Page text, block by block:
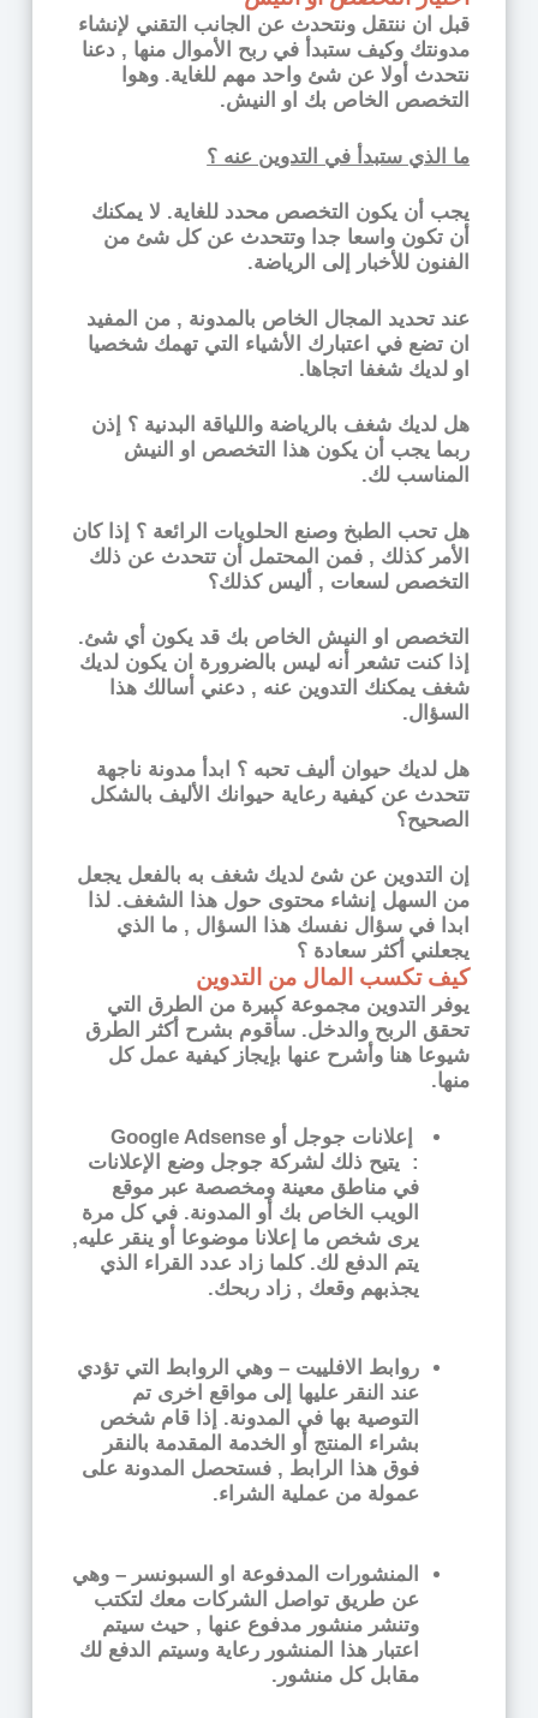
قبل ان ننتقل ونتحدث عن الجانب التقني لإنشاء
مدونتك وكيف ستبدأ في ربح الأموال منها , دعنا
نتحدث أولا عن شئ واحد مهم للغاية. وهوا
التخصص الخاص بك او النيش.
ما الذي ستبدأ في التدوين عنه ؟
يجب أن يكون التخصص محدد للغاية. لا يمكنك
أن تكون واسعا جدا وتتحدث عن كل شئ من
الفنون للأخبار إلى الرياضة.
عند تحديد المجال الخاص بالمدونة , من المفيد
ان تضع في اعتبارك الأشياء التي تهمك شخصيا
او لديك شغفا اتجاها.
هل لديك شغف بالرياضة واللياقة البدنية ؟ إذن
ربما يجب أن يكون هذا التخصص او النيش
المناسب لك.
هل تحب الطبخ وصنع الحلويات الرائعة ؟ إذا كان
الأمر كذلك , فمن المحتمل أن تتحدث عن ذلك
التخصص لسعات , أليس كذلك؟
التخصص او النيش الخاص بك قد يكون أي شئ.
إذا كنت تشعر أنه ليس بالضرورة ان يكون لديك
شغف يمكنك التدوين عنه , دعني أسالك هذا
السؤال.
هل لديك حيوان أليف تحبه ؟ ابدأ مدونة ناجهة
تتحدث عن كيفية رعاية حيوانك الأليف بالشكل
الصحيح؟
إن التدوين عن شئ لديك شغف به بالفعل يجعل
من السهل إنشاء محتوى حول هذا الشغف. لذا
ابدا في سؤال نفسك هذا السؤال , ما الذي
يجعلني أكثر سعادة ؟
كيف تكسب المال من التدوين
يوفر التدوين مجموعة كبيرة من الطرق التي
تحقق الربح والدخل. سأقوم بشرح أكثر الطرق
شيوعا هنا وأشرح عنها بإيجاز كيفية عمل كل
منها.
إعلانات جوجل أو Google Adsense
: يتيح ذلك لشركة جوجل وضع الإعلانات
في مناطق معينة ومخصصة عبر موقع
الويب الخاص بك أو المدونة. في كل مرة
يرى شخص ما إعلانا موضوعا أو ينقر عليه,
يتم الدفع لك. كلما زاد عدد القراء الذي
يجذبهم وقعك , زاد ربحك.
روابط الافلييت – وهي الروابط التي تؤدي
عند النقر عليها إلى مواقع اخرى تم
التوصية بها في المدونة. إذا قام شخص
بشراء المنتج أو الخدمة المقدمة بالنقر
فوق هذا الرابط , فستحصل المدونة على
عمولة من عملية الشراء.
المنشورات المدفوعة او السبونسر – وهي
عن طريق تواصل الشركات معك لتكتب
وتنشر منشور مدفوع عنها , حيث سيتم
اعتبار هذا المنشور رعاية وسيتم الدفع لك
مقابل كل منشور.